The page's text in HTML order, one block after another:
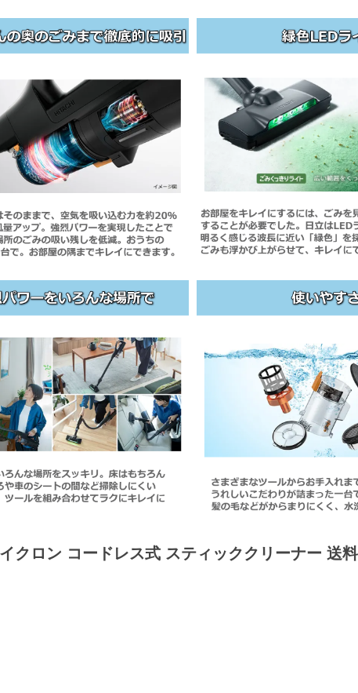
クロン コードレス式 スティッククリーナー 送